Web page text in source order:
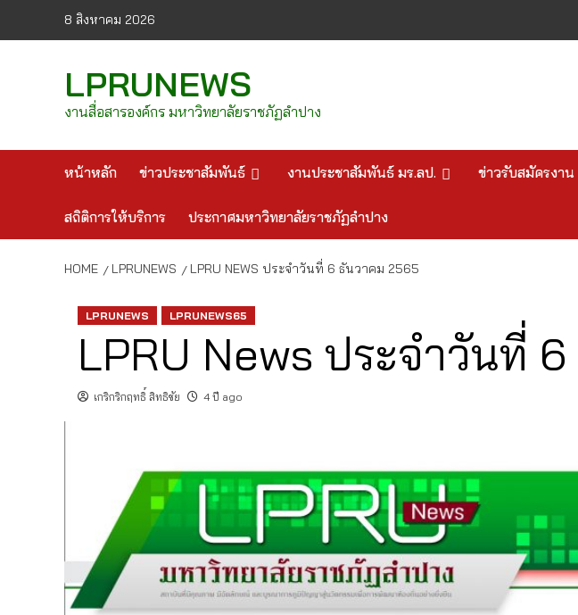
8 สิงหาคม 2026
LPRUNEWS
งานสื่อสารองค์กร มหาวิทยาลัยราชภัฏลำปาง
หน้าหลัก ข่าวประชาสัมพันธ์ งานประชาสัมพันธ์ มร.ลป. ข่าวรับสมัครงาน
สถิติการให้บริการ ประกาศมหาวิทยาลัยราชภัฏลำปาง
HOME LPRUNEWS LPRU NEWS ประจำวันที่ 6 ธันวาคม 2565
LPRUNEWS LPRUNEWS65
LPRU News ประจำวันที่
เกริกริกฤทธิ์ สิทธิชัย 4 ปี ago